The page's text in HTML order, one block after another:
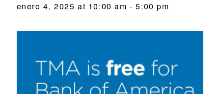
enero 4, 2025 at 10:00 am -5:00 pm